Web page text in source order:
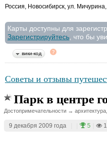
Россия, Новосибирск, ул.
Карты доступны для
Зарегистрируйтесь , что бы
вики-код
Советы и отзывы
Парк в центре
Достопримечательности →
9 декабря 2009 года 5
Button